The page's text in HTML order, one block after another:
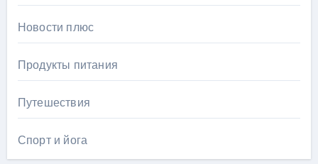
Новости плюс
Продукты питания
Путешествия
Спорт и йога